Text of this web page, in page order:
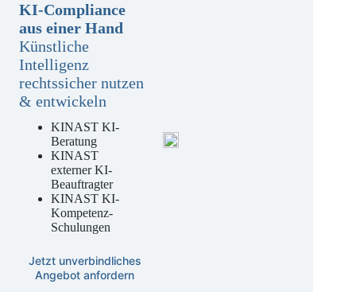
KI-Compliance
aus einer Hand
Künstliche
Intelligenz
rechtssicher nutzen
& entwickeln
KINAST KI-
Beratung
KINAST
externer KI-
Beauftragter
KINAST KI-
Kompetenz-
Schulungen
Jetzt unverbindliches
Angebot anfordern